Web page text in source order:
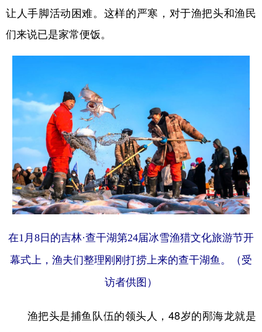
Deutsch Português
让人手脚活动困难。这样的严寒，对于渔把头和渔民
们来说已是家常便饭。
在1月8日的吉林·查干湖第24届冰雪渔猎文化旅游节开
幕式上，渔夫们整理刚刚打捞上来的查干湖鱼。（受
访者供图）
渔把头是捕鱼队伍的领头人，48岁的邴海龙就是